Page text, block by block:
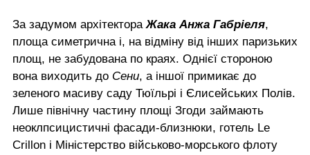
За задумом архітектораЖака Анжа Габріеля,
площа симетрична і, на відміну від інших паризьких
площ, не забудована по краях. Однієї стороною
вона виходить до Сени, а іншої примикає до
зеленого масиву саду Тюїльрі і Єлисейських Полів.
Лише північну частину площі Згоди займають
неоклпсицистичні фасади-близнюки, готель Le
Crillon і Міністерство військово-морського флоту